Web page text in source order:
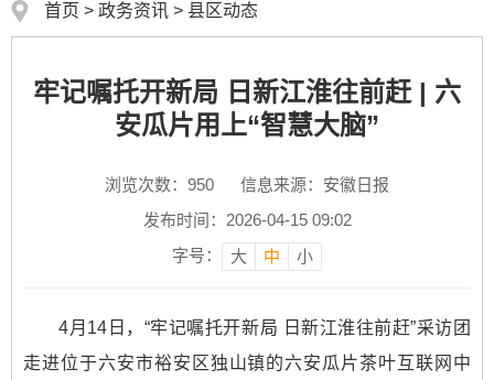
首页 > 政务资讯 > 县区动态
牢记嘱托开新局 日新江淮往前赶 | 六
安瓜片用上“智慧大脑”
浏览次数： 950
信息来源：安徽日报
发布时间：2026-04-15 09:02
字号：
大 中 小
4月14日，“牢记嘱托开新局 日新江淮往前赶”采访团
走进位于六安市裕安区独山镇的六安瓜片茶叶互联网中